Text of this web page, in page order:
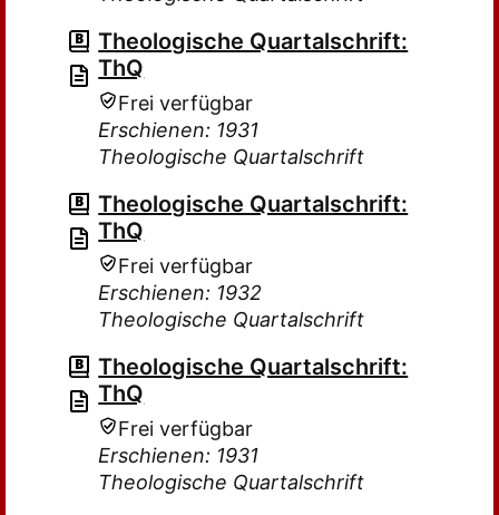
Theologische Quartalschrift:
ThQ
Frei verfügbar
Erschienen: 1931
Theologische Quartalschrift
Theologische Quartalschrift:
ThQ
Frei verfügbar
Erschienen: 1932
Theologische Quartalschrift
Theologische Quartalschrift:
ThQ
Frei verfügbar
Erschienen: 1931
Theologische Quartalschrift